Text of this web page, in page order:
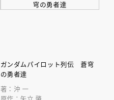
ガンダムパイロット列伝 蒼穹
の勇者達
著：沖 一
原作：矢立 肇